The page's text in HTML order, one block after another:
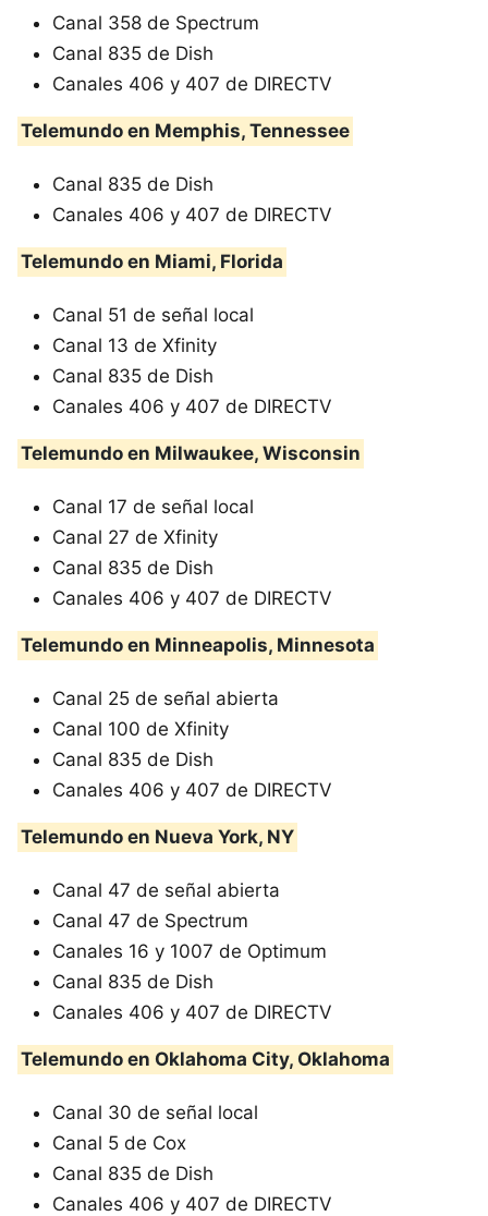
Canal 358 de Spectrum
Canal 835 de Dish
Canales 406 y 407 de DIRECTV
Telemundo en Memphis, Tennessee
Canal 835 de Dish
Canales 406 y 407 de DIRECTV
Telemundo en Miami, Florida
Canal 51 de señal local
Canal 13 de Xfinity
Canal 835 de Dish
Canales 406 y 407 de DIRECTV
Telemundo en Milwaukee, Wisconsin
Canal 17 de señal local
Canal 27 de Xfinity
Canal 835 de Dish
Canales 406 y 407 de DIRECTV
Telemundo en Minneapolis, Minnesota
Canal 25 de señal abierta
Canal 100 de Xfinity
Canal 835 de Dish
Canales 406 y 407 de DIRECTV
Telemundo en Nueva York, NY
Canal 47 de señal abierta
Canal 47 de Spectrum
Canales 16 y 1007 de Optimum
Canal 835 de Dish
Canales 406 y 407 de DIRECTV
Telemundo en Oklahoma City, Oklahoma
Canal 30 de señal local
Canal 5 de Cox
Canal 835 de Dish
Canales 406 y 407 de DIRECTV